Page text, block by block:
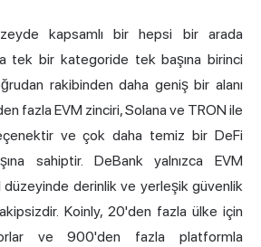
kapsamlı bir hepsi bir arada
tek bir kategoride tek başına birinci
rakibinden daha geniş bir alanı
fazla EVM zinciri, Solana ve TRON ile
ve çok daha temiz bir DeFi
sahiptir. DeBank yalnızca EVM
düzeyinde derinlik ve yerleşik güvenlik
Koinly, 20'den fazla ülke için
ve 900'den fazla platformla